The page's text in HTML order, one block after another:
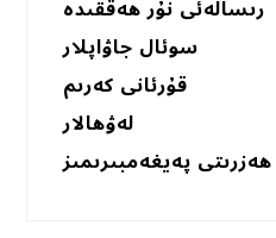
رىسالەئى نۇر ھەققىدە
سوئال جاۋاپلار
قۇرئانى كەرىم
لەۋھالار
ھەزرىتى پەيغەمبىرىمىز